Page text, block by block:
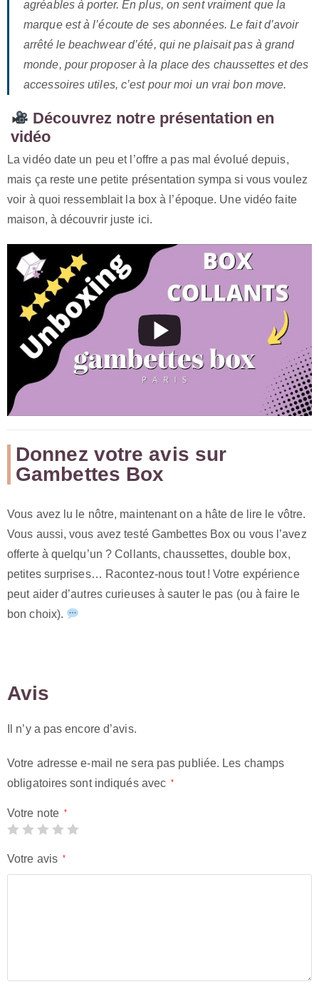
agréables à porter. En plus, on sent vraiment que la
marque est à l’écoute de ses abonnées. Le fait d’avoir
arrêté le beachwear d’été, qui ne plaisait pas à grand
monde, pour proposer à la place des chaussettes et des
accessoires utiles, c’est pour moi un vrai bon move.
Découvrez notre présentation en
vidéo
La vidéo date un peu et l’offre a pas mal évolué depuis,
mais ça reste une petite présentation sympa si vous voulez
voir à quoi ressemblait la box à l’époque. Une vidéo faite
maison, à découvrir juste ici.
Donnez votre avis sur
Gambettes Box
Vous avez lu le nôtre, maintenant on a hâte de lire le vôtre.
Vous aussi, vous avez testé Gambettes Box ou vous l’avez
offerte à quelqu’un ? Collants, chaussettes, double box,
petites surprises… Racontez-nous tout ! Votre expérience
peut aider d’autres curieuses à sauter le pas (ou à faire le
bon choix).
Avis
Il n’y a pas encore d’avis.
Votre adresse e-mail ne sera pas publiée. Les champs
obligatoires sont indiqués avec
*
Votre note *
Votre avis *